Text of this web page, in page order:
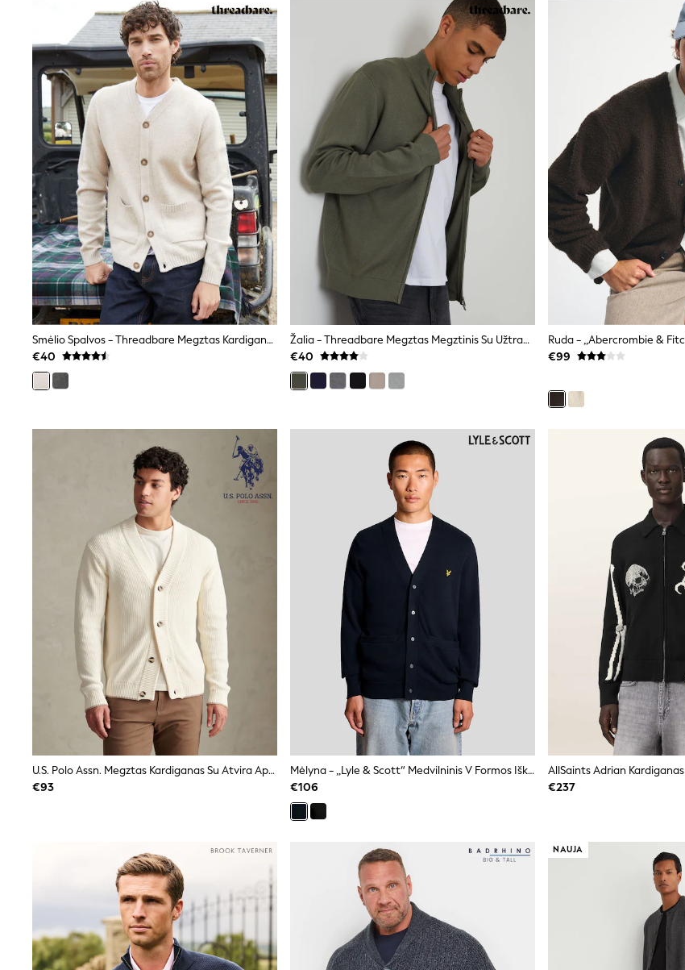
Boys Bags
Lunchbags
Drink Bottles
Stationery
Jumpers
Polo Shirts
T-Shirts
Bags
Blouses
Shirts
Polo Shirts
HOLIDAY SHOP
Women's Holiday Shop
All Swimwear
All Beachwear
Bags & Accessories
Beach Dresses & Kaftans
Dresses
Flip Flops
Sliders
Jumpsuits & Playsuits
Linen Collection
Sandals
Shorts
Trousers
Sun Hats & Caps
All Swimwear
Bags & Luggage
Linen Collection
Loafers
Polo Shirts
Sandals & Flipflops
Shirts
Shorts
Sunglasses
T-Shirts
Vests
Boys Holiday Shop
All swimwear
Ponchos & Toweling sets
Sun Hats & Caps
Polo Shirts
Rash Vests
Sandals & Sliders
Shirts
Tops & T-Shirts
Girls Holiday Shop
All swimwear
Beach Dresses & Kaftans
Sun Hats & Caps
Jumpsuits & Playsuits
Rash Vests
Smėlio Spalvos - Threadbare Megztas Kardiganas Su Uždėtinėmis Kišenėmis Ir Sagomis
€40
Žalia - Threadbare Megztas Megztinis Su Užtrauktuku Ir Piltuvėlio Formos Kaklu
€40
€99
U.S. Polo Assn. Megztas Kardiganas Su Atvira Apykakle
€93
Mėlyna - „Lyle & Scott“ Medvilninis V Formos Iškirptės Megztinis
€106
AllSaints Adrian Kardiganas
€237
NAUJA